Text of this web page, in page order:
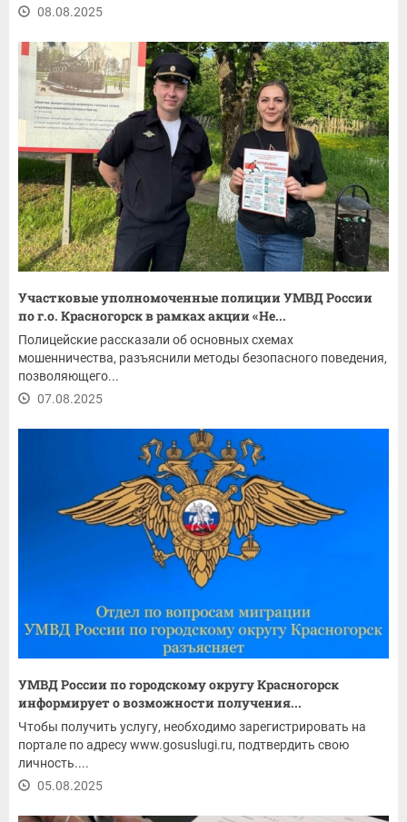
08.08.2025
Участковые уполномоченные полиции УМВД России
по г.о. Красногорск в рамках акции «Не...
Полицейские рассказали об основных схемах
мошенничества, разъяснили методы безопасного поведения,
позволяющего...
07.08.2025
УМВД России по городскому округу Красногорск
информирует о возможности получения...
Чтобы получить услугу, необходимо зарегистрировать на
портале по адресу www.gosuslugi.ru, подтвердить свою
личность....
05.08.2025